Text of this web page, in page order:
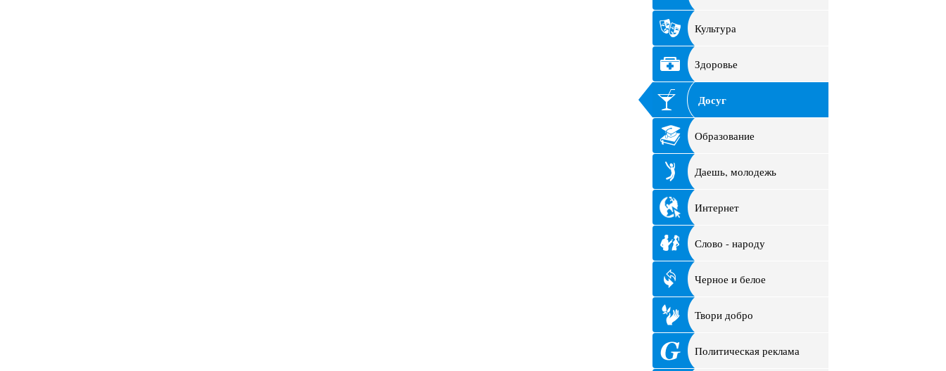
Культура
Здоровье
Досуг
Образование
Даешь, молодежь
Интернет
Слово - народу
Черное и белое
Твори добро
Политическая реклама